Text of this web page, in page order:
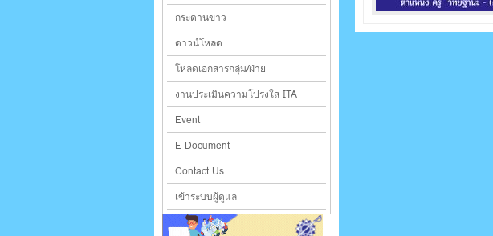
กระดานข่าว
ดาวน์โหลด
โหลดเอกสารกลุ่ม/ฝ่าย
งานประเมินความโปร่งใส ITA
Event
E-Document
Contact Us
เข้าระบบผู้ดูแล